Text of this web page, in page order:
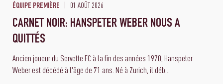
ÉQUIPE PREMIÈRE 01 AOÛT 2026
CARNET NOIR: HANSPETER WEBER NOUS A
QUITTÉS
Ancien joueur du Servette FC à la fin des années 1970, Hanspeter
Weber est décédé à l'âge de 71 ans. Né à Zurich, il déb...